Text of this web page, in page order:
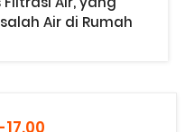
Air di Rumah